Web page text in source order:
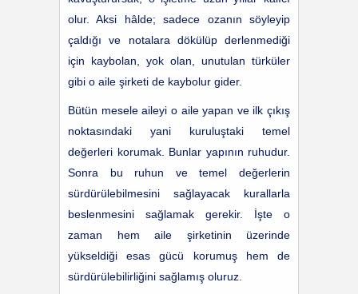
olur. Aksi hâlde; sadece ozanın söyleyip
çaldığı ve notalara dökülüp derlenmediği
için kaybolan, yok olan, unutulan türküler
gibi o aile şirketi de kaybolur gider.
Bütün mesele aileyi o aile yapan ve ilk çıkış
noktasındaki yani kuruluştaki temel
değerleri korumak. Bunlar yapının ruhudur.
Sonra bu ruhun ve temel değerlerin
sürdürülebilmesini sağlayacak kurallarla
beslenmesini sağlamak gerekir. İşte o
zaman hem aile şirketinin üzerinde
yükseldiği esas gücü korumuş hem de
sürdürülebilirliğini sağlamış oluruz.